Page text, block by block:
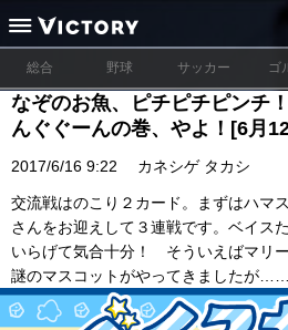
総合 野球 サッカー ゴ
なぞのお魚、ピチピチピンチ
んぐぐーんの巻、やよ！[6月
2017/6/16 9:22 カネシゲ タカシ
交流戦はのこり２カード。まずはハマ
さんをお迎えして３連戦です。ベイス
いらげて気合十分！ そういえばマリ
謎のマスコットがやってきましたが……